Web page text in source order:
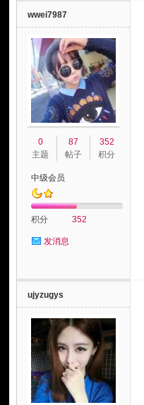
wwei7987
0
主题
87
帖子
352
积分
中级会员
积分 352
发消息
ujyzugys